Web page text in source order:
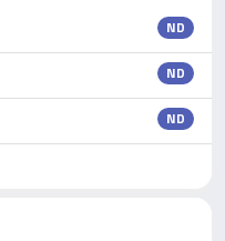
ND
ND
ND